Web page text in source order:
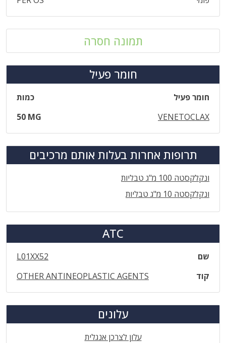
תמונה חסרה
חומר פעיל
חומר פעיל
כמות
VENETOCLAX
50 MG
תרופות אחרות בעלות אותם מרכיבים
ונקלקסטה 100 מ"ג טבליות
ונקלקסטה 10 מ"ג טבליות
ATC
שם
L01XX52
קוד
OTHER ANTINEOPLASTIC AGENTS
עלונים
עלון לצרכן אנגלית